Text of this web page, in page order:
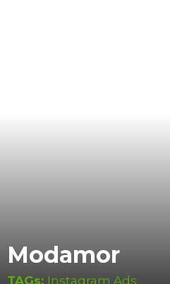
Modamor
TAGs: Instagram Ads